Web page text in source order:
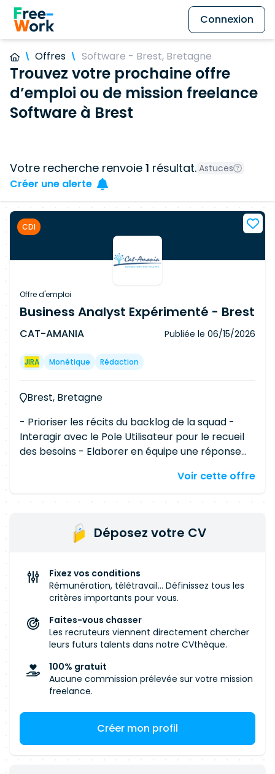
Connexion
Offres Software - Brest, Bretagne
Trouvez votre prochaine offre
d’emploi ou de mission freelance
Software à Brest
Votre recherche renvoie 1 résultat. Astuces
Créer une alerte
CDI
Offre d'emploi
Business Analyst Expérimenté - Brest
CAT-AMANIA Publiée le 06/15/2026
JIRA Monétique Rédaction
Brest, Bretagne
- Prioriser les récits du backlog de la squad -
Interagir avec le Pole Utilisateur pour le recueil
des besoins - Elaborer en équipe une réponse
récits (User Stories) et les features (Epics) -
Rédiger les scénarios de tests et plan de tests
(XRay) - Exécution des tests d'acceptation et de
progiciel - Support "de niveau 2" Être l'un des
contacts fonctionnels de la Squad
Voir cette offre
Déposez votre CV
Fixez vos conditions
Rémunération, télétravail... Définissez tous les
critères importants pour vous.
Faites-vous chasser
Les recruteurs viennent directement chercher
leurs futurs talents dans notre CVthèque.
100% gratuit
Aucune commission prélevée sur votre mission
freelance.
Créer mon profil